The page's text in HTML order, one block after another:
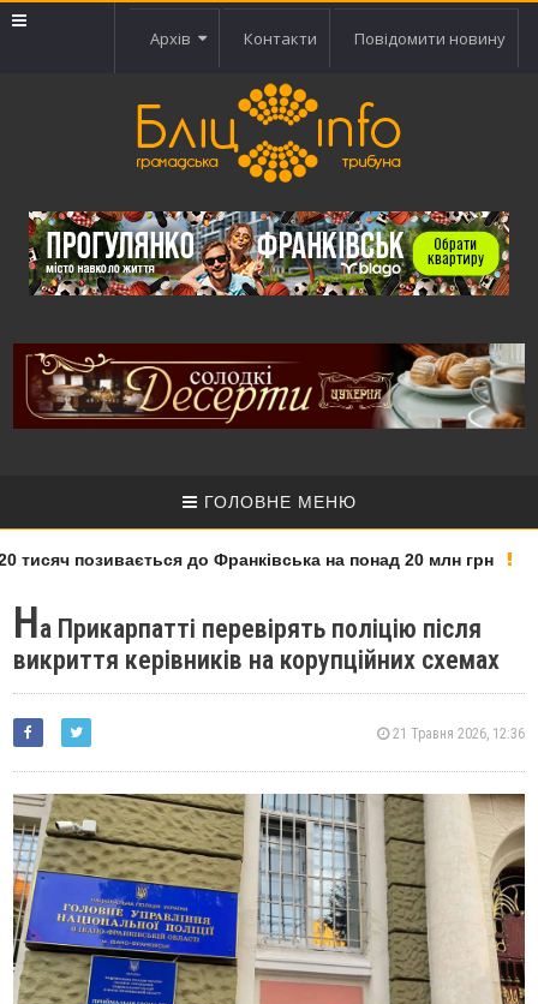
Архів Контакти Повідомити новину
ГОЛОВНЕ МЕНЮ
позивається до Франківська на понад 20 млн грн
На Прикарпатті перевірять поліцію після
викриття керівників на корупційних схемах
21 Травня 2026, 12:36